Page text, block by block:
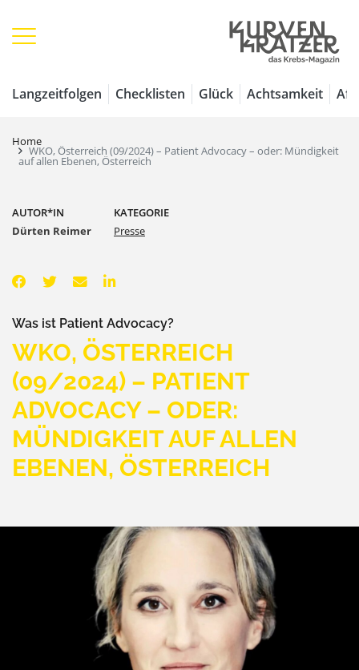
Langzeitfolgen Checklisten Glück Achtsamkeit
Home
WKO, Österreich (09/2024) – Patient Advocacy – oder: Mündigkeit
auf allen Ebenen, Österreich
AUTOR*IN
Dürten Reimer
KATEGORIE
Presse
Was ist Patient Advocacy?
WKO, ÖSTERREICH
(09/2024) – PATIENT
ADVOCACY – ODER:
MÜNDIGKEIT AUF ALLEN
EBENEN, ÖSTERREICH